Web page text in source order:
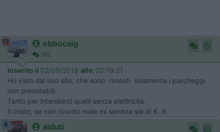
12 ebbocaig
165
Inserito il 02/09/2018 alle: 20:19:21
Ho visto dal loro sito, che sono rimasti solamente i parcheggi
non prenotabili.
Tanto per intenderci quelli senza elettricità.
Il costo, se non ricordo male mi sembra sia di €. 9.
8 alduti